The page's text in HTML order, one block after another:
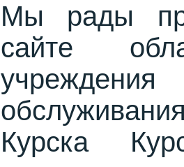
Мы рады
сайте
учреждения
Курска